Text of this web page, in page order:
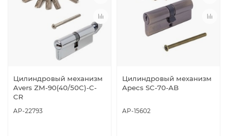
Цилиндровый механизм
Avers ZM-90(40/50C)-C-
CR
AP-22793
Цилиндровый механизм
Apecs SC-70-AB
AP-15602